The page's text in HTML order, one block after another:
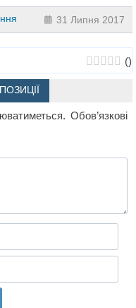
31 Липня 2017
()
Обов’язкові